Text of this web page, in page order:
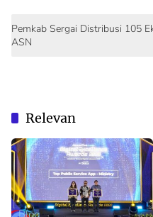
Pemkab Sergai Distribusi 105
ASN
Relevan